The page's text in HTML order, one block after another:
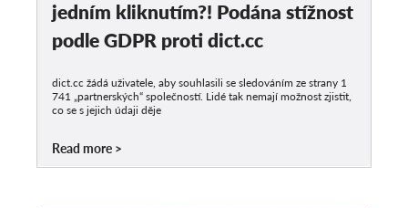
jedním kliknutím?! Podána stížnost
podle GDPR proti dict.cc
dict.cc žádá uživatele, aby souhlasili se sledováním ze strany 1
741 „partnerských“ společností. Lidé tak nemají možnost zjistit,
co se s jejich údaji děje
Read more